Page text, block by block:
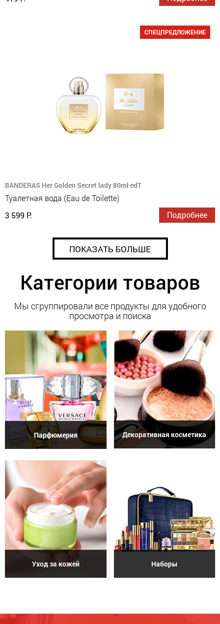
СПЕЦПРЕДЛОЖЕНИЕ
BANDERAS Her Golden Secret lady 80ml edT
Туалетная вода (Eau de Toilette)
3 599 Р.
Подробнее
ПОКАЗАТЬ БОЛЬШЕ
Категории товаров
Мы сгруппировали все продукты для удобного
просмотра и поиска
Парфюмерия Декоративная косметика
Уход за кожей Наборы